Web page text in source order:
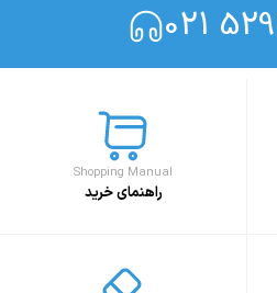
021
Shopping Manual
راهنمای خرید